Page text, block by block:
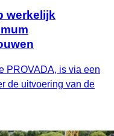
werkelijk
PROVADA, is via een
de uitvoering van de